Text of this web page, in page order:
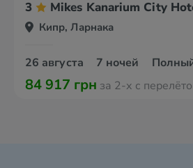
3 Mikes Kanarium City
Кипр, Ларнака
26 августа 7 ночей
84 917 грн за 2-х с